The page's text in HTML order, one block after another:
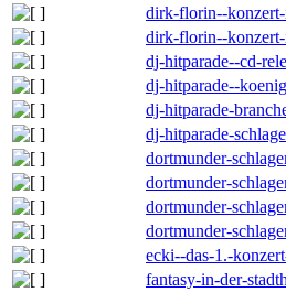
dirk-florin--
dirk-florin--
dj-hitparade--cd-
dj-hitparade--
dj-hitparade-
dj-hitparade-
dortmunder-
dortmunder-
dortmunder-
dortmunder-
ecki--das-1.-
fantasy-in-der-